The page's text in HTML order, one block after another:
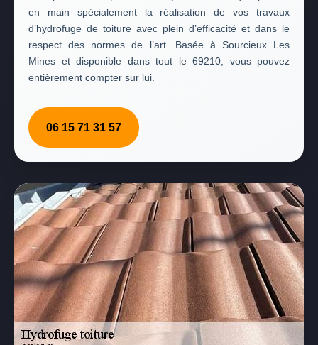
en main spécialement la réalisation de vos travaux
d’hydrofuge de toiture avec plein d’efficacité et dans le
respect des normes de l’art. Basée à Sourcieux Les
Mines et disponible dans tout le 69210, vous pouvez
entièrement compter sur lui.
06 15 71 31 57